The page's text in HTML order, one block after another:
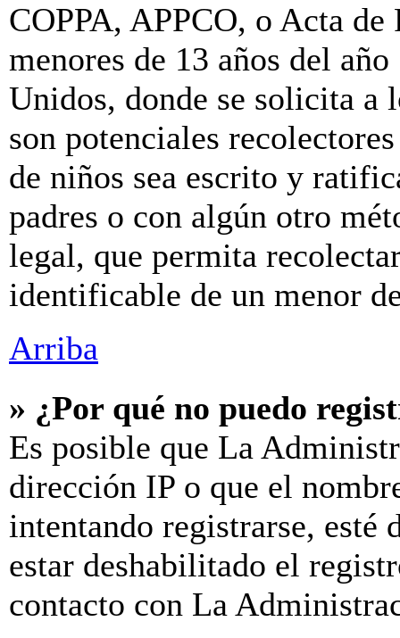
COPPA, APPCO, o Acta
menores de 13 años del
Unidos, donde se solicita a
son potenciales
de niños sea escrito y
padres o con algún otro
legal, que permita
identificable de un menor
Arriba
» ¿Por qué no puedo
Es posible que La
dirección IP o que el
intentando registrarse, esté
estar deshabilitado el
contacto con La